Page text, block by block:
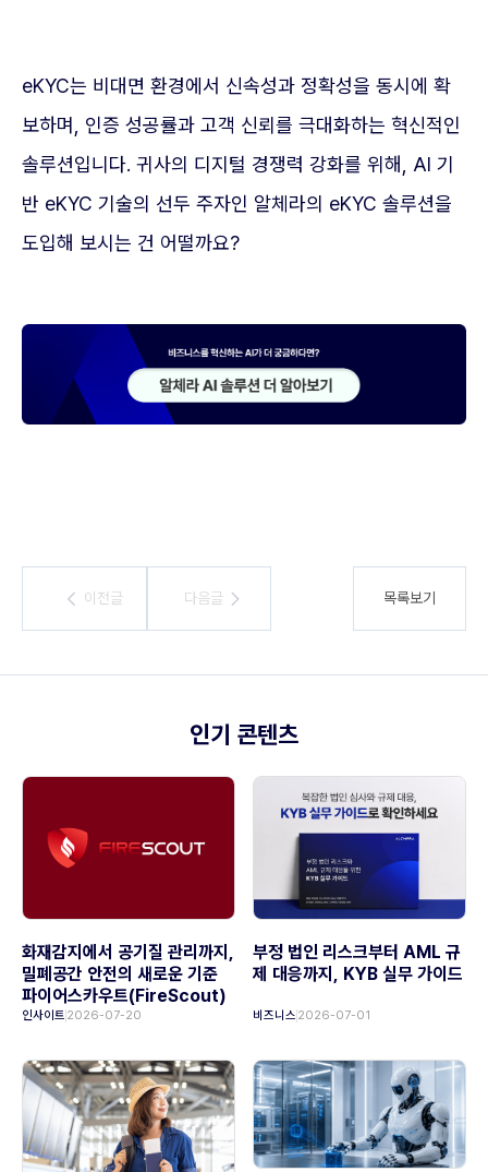
eKYC는 비대면 환경에서 신속성과 정확성을 동시에 확
보하며, 인증 성공률과 고객 신뢰를 극대화하는 혁신적인
솔루션입니다. 귀사의 디지털 경쟁력 강화를 위해, AI 기
반 eKYC 기술의 선두 주자인 알체라의 eKYC 솔루션을
도입해 보시는 건 어떨까요?
이전글
이전글 다음글
다음글 목록보기
인기 콘텐츠
화재감지에서 공기질 관리까지,
밀폐공간 안전의 새로운 기준
파이어스카우트(FireScout)
인사이트 2026-07-20
부정 법인 리스크부터 AML 규
제 대응까지, KYB 실무 가이드
비즈니스 2026-07-01